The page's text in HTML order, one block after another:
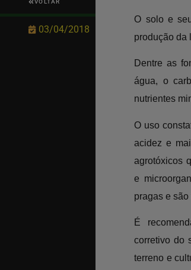
VOLTAR
03/04/2018
O solo e
produção da
Dentre as
água, o
nutrientes
O uso
acidez e
agrotóxicos
e
pragas e
É
corretivo do
terreno e